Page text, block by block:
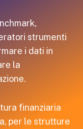
strumenti
i dati in
la
finanziaria
per le strutture